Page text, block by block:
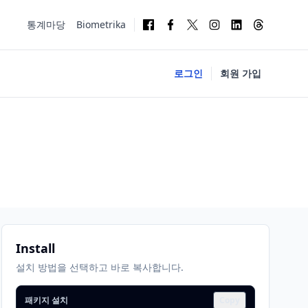
통계마당 Biometrika
로그인 회원 가입
Install
설치 방법을 선택하고 바로 복사합니다.
패키지 설치